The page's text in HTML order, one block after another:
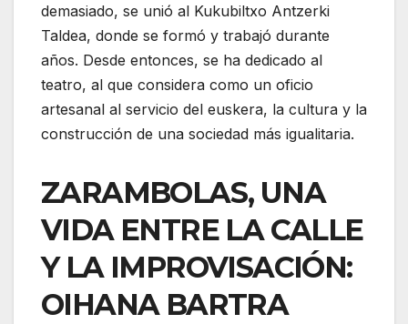
demasiado, se unió al Kukubiltxo Antzerki
Taldea, donde se formó y trabajó durante
años. Desde entonces, se ha dedicado al
teatro, al que considera como un oficio
artesanal al servicio del euskera, la cultura y la
construcción de una sociedad más igualitaria.
ZARAMBOLAS, UNA
VIDA ENTRE LA CALLE
Y LA IMPROVISACIÓN:
OIHANA BARTRA